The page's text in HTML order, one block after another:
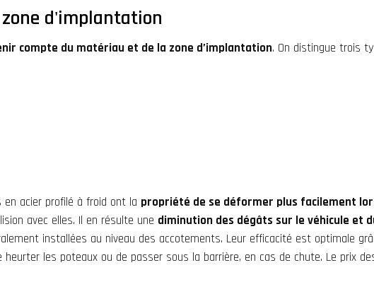
d'implantation
compte du matériau et de la zone d’implantation. On distingue trois
en acier profilé à froid ont la propriété de se déformer plus facilement
avec elles. Il en résulte une diminution des dégâts sur le véhicule et
installées au niveau des accotements. Leur efficacité est optimale
heurter les poteaux ou de passer sous la barrière, en cas de chute. Le prix